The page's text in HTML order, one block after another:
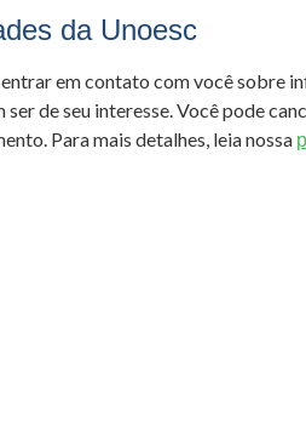
da Unoesc
em contato com você sobre
de seu interesse. Você pode
Para mais detalhes, leia nossa